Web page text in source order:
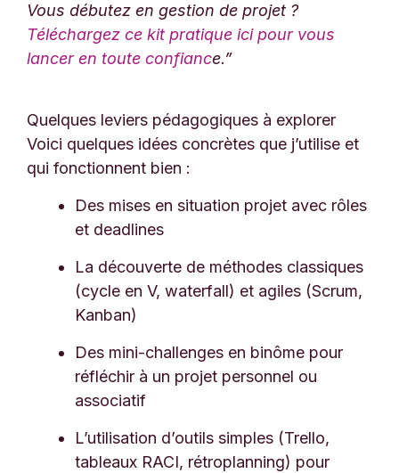
Vous débutez en gestion de projet ?
Téléchargez ce kit pratique ici pour vous
lancer en toute confiance.”
Quelques leviers pédagogiques à explorer
Voici quelques idées concrètes que j’utilise et
qui fonctionnent bien :
Des mises en situation projet avec rôles
et deadlines
La découverte de méthodes classiques
(cycle en V, waterfall) et agiles (Scrum,
Kanban)
Des mini-challenges en binôme pour
réfléchir à un projet personnel ou
associatif
L’utilisation d’outils simples (Trello,
tableaux RACI, rétroplanning) pour